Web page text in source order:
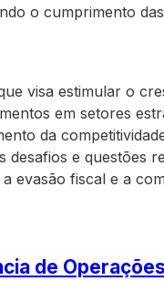
o cumprimento
visa estimular o
em setores
da
e questões
evasão fiscal e a
de Operações